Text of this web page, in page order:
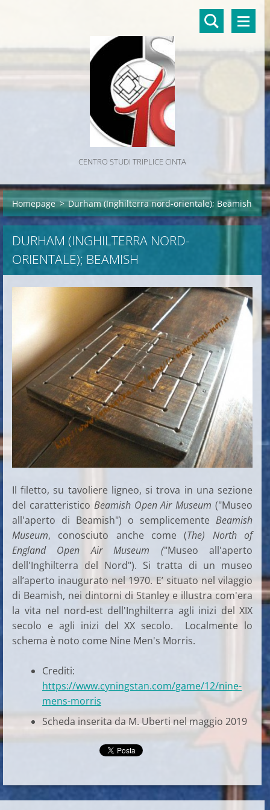
CENTRO STUDI TRIPLICE CINTA
Homepage > Durham (Inghilterra nord-orientale); Beamish
DURHAM (INGHILTERRA NORD-
ORIENTALE); BEAMISH
Il filetto, su tavoliere ligneo, si trova in una sezione
del caratteristico Beamish Open Air Museum ("Museo
all'aperto di Beamish") o semplicementeBeamish
Museum, conosciuto anche come (The) North of
England Open Air Museum ("Museo all'aperto
dell'Inghilterra del Nord"). Si tratta di un museo
all’aperto inaugurato nel 1970. E’ situato nel vilaggio
di Beamish, nei dintorni di Stanley e illustra com'era
la vita nel nord-est dell'Inghilterra agli inizi del XIX
secolo e agli inizi del XX secolo. Localmente lo
schema è noto come Nine Men's Morris.
Crediti:
https://www.cyningstan.com/game/12/nine-
mens-morris
Scheda inserita da M. Uberti nel maggio 2019